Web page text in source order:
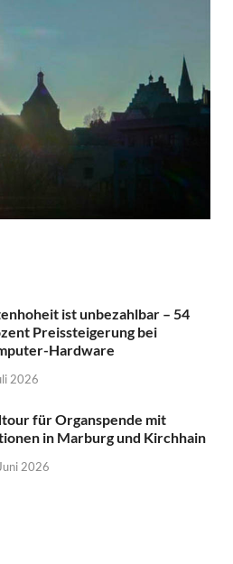
ist unbezahlbar – 54
Preissteigerung bei
Hardware
2026
für Organspende mit
in Marburg und Kirchhain
2026